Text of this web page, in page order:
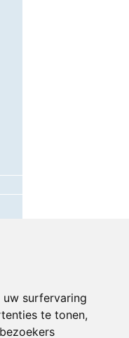
surfervaring
te tonen,